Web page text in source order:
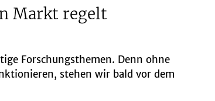
Markt regelt
Forschungsthemen. Denn ohne
stehen wir bald vor dem